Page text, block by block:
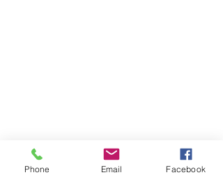
Phone Email Facebook